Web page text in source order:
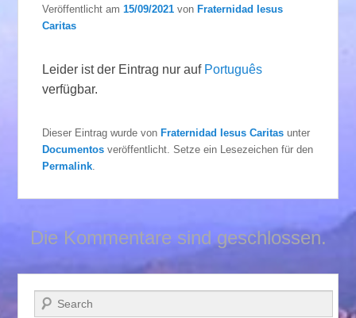
Veröffentlicht am15/09/2021 vonFraternidad Iesus
Caritas
Leider ist der Eintrag nur auf Português
verfügbar.
Dieser Eintrag wurde vonFraternidad Iesus Caritas unter
Documentos veröffentlicht. Setze ein Lesezeichen für den
Permalink
Die Kommentare sind geschlossen.
Suchen